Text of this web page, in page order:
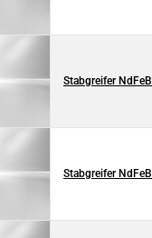
Stabgreifer NdFeB
Stabgreifer NdFeB